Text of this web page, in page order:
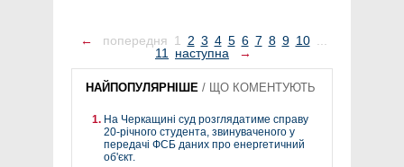
← попередня 1 2 3 4 5 6 7 8 9 10 ...
11 наступна →
НАЙПОПУЛЯРНІШЕ / ЩО КОМЕНТУЮТЬ
На Черкащині суд розглядатиме справу
20-річного студента, звинуваченого у
передачі ФСБ даних про енергетичний
об'єкт.